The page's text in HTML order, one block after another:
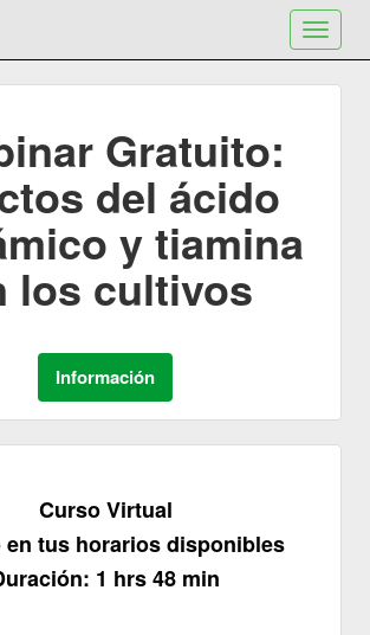
Toggle
Gratuito:
del ácido
y tiamina
los cultivos
Curso Virtual
en tus horarios disponibles
1 hrs 48 min